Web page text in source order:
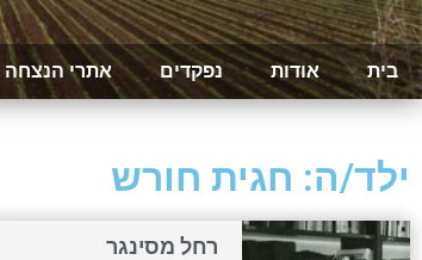
בית אודות נפקדים אתרי הנצחה
ילד/ה: חגית חורש
רחל מסינגר